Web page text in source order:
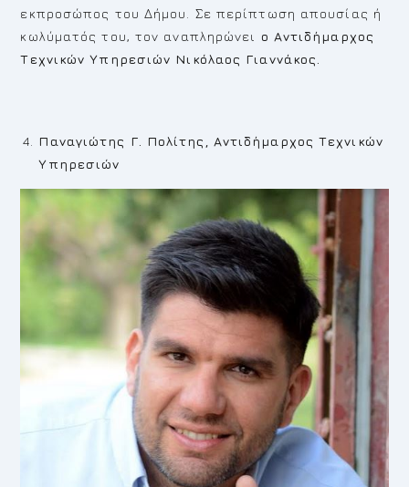
εκπροσώπος του Δήμου. Σε περίπτωση απουσίας ή
κωλύματός του, τον αναπληρώνει ο Αντιδήμαρχος
Τεχνικών Υπηρεσιών Νικόλαος Γιαννάκος.
Παναγιώτης Γ. Πολίτης, Αντιδήμαρχος Τεχνικών
Υπηρεσιών